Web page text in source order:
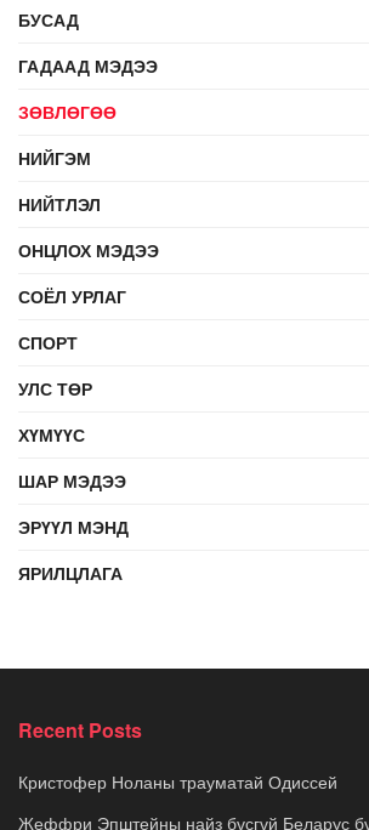
БУСАД
ГАДААД МЭДЭЭ
ЗӨВЛӨГӨӨ
НИЙГЭМ
НИЙТЛЭЛ
ОНЦЛОХ МЭДЭЭ
СОЁЛ УРЛАГ
СПОРТ
УЛС ТӨР
ХҮМҮҮС
ШАР МЭДЭЭ
ЭРҮҮЛ МЭНД
ЯРИЛЦЛАГА
Recent Posts
Кристофер Ноланы трауматай Одиссей
Жеффри Эпштейны найз бүсгүй Беларус